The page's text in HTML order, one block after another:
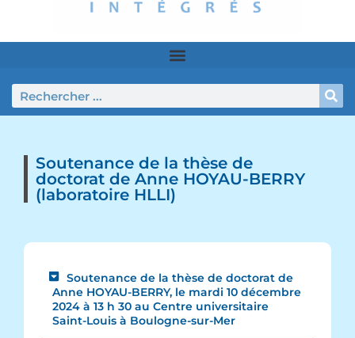
Soutenance de la thèse de
doctorat de Anne HOYAU-BERRY
(laboratoire HLLI)
Soutenance de la thèse de doctorat de
Anne HOYAU-BERRY, le mardi 10 décembre
2024 à 13 h 30 au Centre universitaire
Saint-Louis à Boulogne-sur-Mer